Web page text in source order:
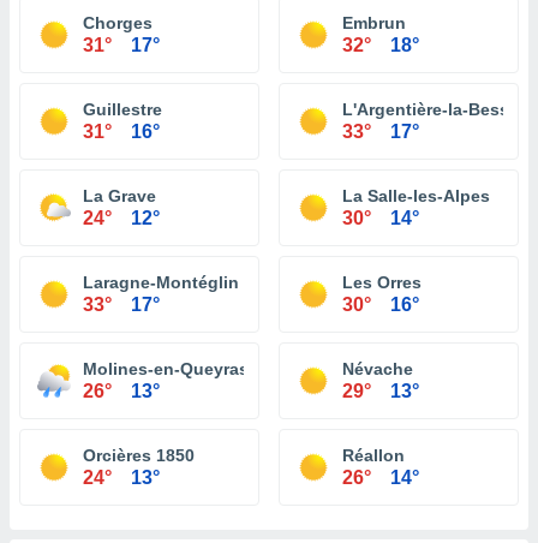
Chorges
31° 17°
Embrun
32° 18°
Guillestre
31° 16°
L'Argentière-la-Bessée
33° 17°
La Grave
24° 12°
La Salle-les-Alpes
30° 14°
Laragne-Montéglin
33° 17°
Les Orres
30° 16°
Molines-en-Queyras
26° 13°
Névache
29° 13°
Orcières 1850
24° 13°
Réallon
26° 14°